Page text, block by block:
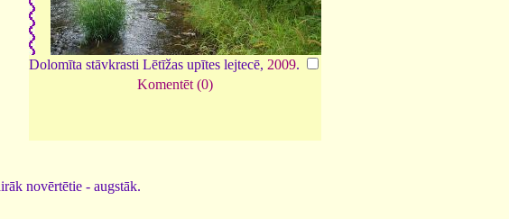
Dolomīta stāvkrasti Lētīžas upītes lejtecē, 2009.
Komentēt (0)
novērtētie - augstāk.